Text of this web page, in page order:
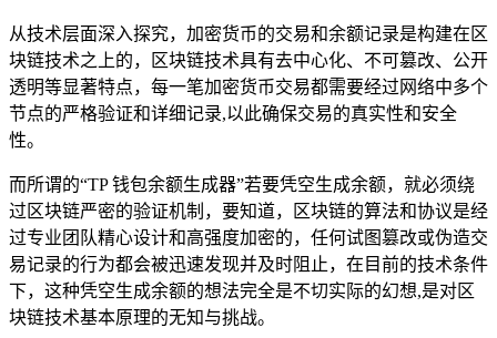
从技术层面深入探究，加密货币的交易和余额记录是构建在区
块链技术之上的，区块链技术具有去中心化、不可篡改、公开
透明等显著特点，每一笔加密货币交易都需要经过网络中多个
节点的严格验证和详细记录,以此确保交易的真实性和安全
性。
而所谓的“TP 钱包余额生成器”若要凭空生成余额，就必须绕
过区块链严密的验证机制，要知道，区块链的算法和协议是经
过专业团队精心设计和高强度加密的，任何试图篡改或伪造交
易记录的行为都会被迅速发现并及时阻止，在目前的技术条件
下，这种凭空生成余额的想法完全是不切实际的幻想,是对区
块链技术基本原理的无知与挑战。